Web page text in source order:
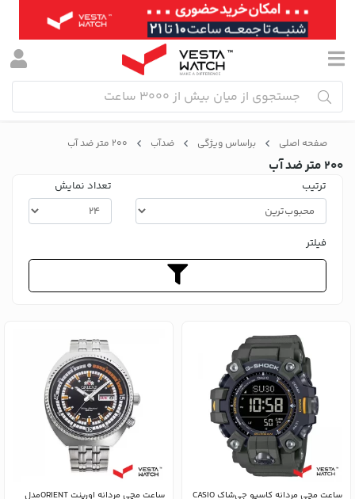
صفحه اصلی براساس ویژگی ضدآب ۲۰۰ متر ضد آب
200 متر ضد آب
ترتیب تعداد نمایش
فیلتر
ساعت مچی مردانه کاسیو جی‌شاک CASIO
ساعت مچی مردانه اورینت ORIENTمدل